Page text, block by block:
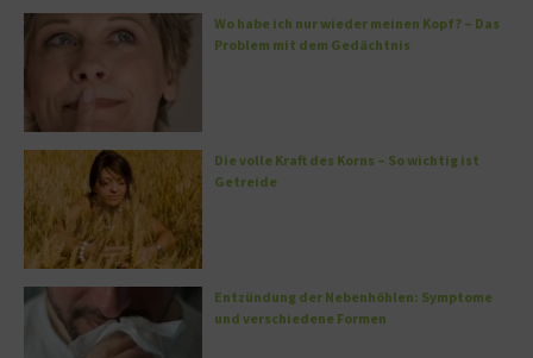
Wo habe ich nur wieder meinen Kopf? – Das
Problem mit dem Gedächtnis
Die volle Kraft des Korns – So wichtig ist
Getreide
Entzündung der Nebenhöhlen: Symptome
und verschiedene Formen